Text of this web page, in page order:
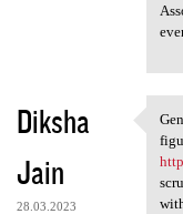
Diksha
Jain
28.03.2023